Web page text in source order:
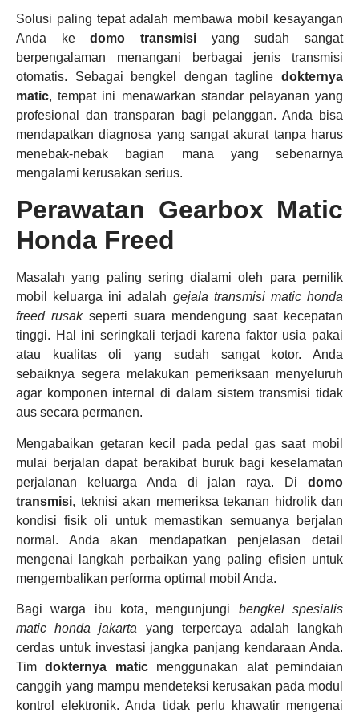
Solusi paling tepat adalah membawa mobil kesayangan
Anda kedomo transmisi yang sudah sangat
berpengalaman menangani berbagai jenis transmisi
otomatis. Sebagai bengkel dengan tagline dokternya
matic, tempat ini menawarkan standar pelayanan yang
profesional dan transparan bagi pelanggan. Anda bisa
mendapatkan diagnosa yang sangat akurat tanpa harus
menebak-nebak bagian mana yang sebenarnya
mengalami kerusakan serius.
Perawatan Gearbox Matic
Honda Freed
Masalah yang paling sering dialami oleh para pemilik
mobil keluarga ini adalah gejala transmisi matic honda
freed rusakseperti suara mendengung saat kecepatan
tinggi. Hal ini seringkali terjadi karena faktor usia pakai
atau kualitas oli yang sudah sangat kotor. Anda
sebaiknya segera melakukan pemeriksaan menyeluruh
agar komponen internal di dalam sistem transmisi tidak
aus secara permanen.
Mengabaikan getaran kecil pada pedal gas saat mobil
mulai berjalan dapat berakibat buruk bagi keselamatan
perjalanan keluarga Anda di jalan raya. Di domo
transmisi, teknisi akan memeriksa tekanan hidrolik dan
kondisi fisik oli untuk memastikan semuanya berjalan
normal. Anda akan mendapatkan penjelasan detail
mengenai langkah perbaikan yang paling efisien untuk
mengembalikan performa optimal mobil Anda.
Bagi warga ibu kota, mengunjungi bengkel spesialis
matic honda jakarta yang terpercaya adalah langkah
cerdas untuk investasi jangka panjang kendaraan Anda.
Timdokternya maticmenggunakan alat pemindaian
canggih yang mampu mendeteksi kerusakan pada modul
kontrol elektronik. Anda tidak perlu khawatir mengenai